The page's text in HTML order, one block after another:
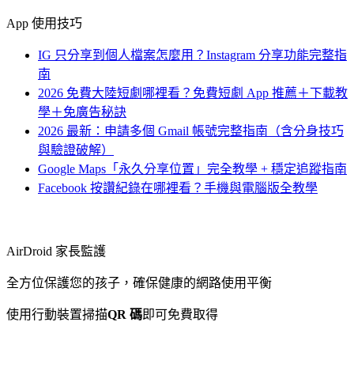
App 使用技巧
IG 只分享到個人檔案怎麼用？Instagram 分享功能完整指
南
2026 免費大陸短劇哪裡看？免費短劇 App 推薦＋下載教
學＋免廣告秘訣
2026 最新：申請多個 Gmail 帳號完整指南（含分身技巧
與驗證破解）
Google Maps「永久分享位置」完全教學 + 穩定追蹤指南
Facebook 按讚紀錄在哪裡看？手機與電腦版全教學
AirDroid 家長監護
全方位保護您的孩子，確保健康的網路使用平衡
使用行動裝置掃描QR 碼即可免費取得